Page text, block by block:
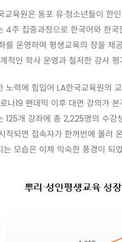
교육원은 동포 유·청소년들이 한
4주 집중과정으로 한국어와 한
를 운영하며 평생교육의 장을 제
적인 학사 운영과 철저한 강사
노력에 힘입어 LA한국교육원의
나19 팬데믹 이후 대면 강의가
125개 강좌에 총 2,225명의 수
작되면 접속자가 한꺼번에 몰려
는 모습은 이제 익숙한 풍경이 되